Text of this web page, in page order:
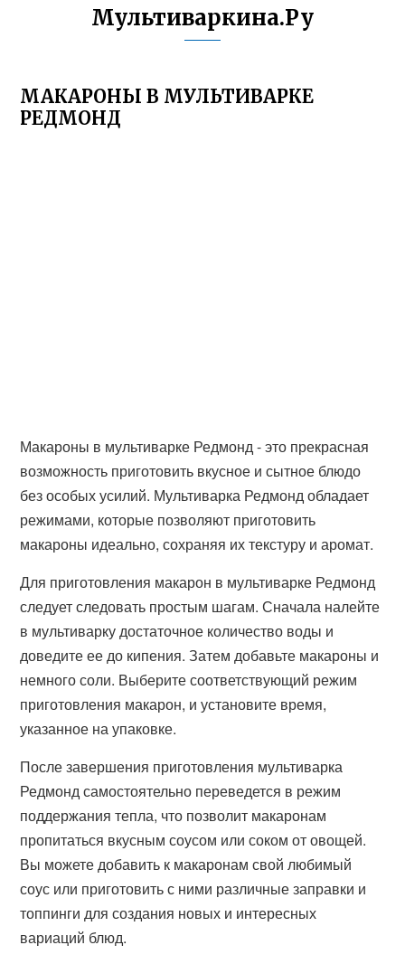
Мультиваркина.Ру
МАКАРОНЫ В МУЛЬТИВАРКЕ
РЕДМОНД
Макароны в мультиварке Редмонд - это прекрасная
возможность приготовить вкусное и сытное блюдо
без особых усилий. Мультиварка Редмонд обладает
режимами, которые позволяют приготовить
макароны идеально, сохраняя их текстуру и аромат.
Для приготовления макарон в мультиварке Редмонд
следует следовать простым шагам. Сначала налейте
в мультиварку достаточное количество воды и
доведите ее до кипения. Затем добавьте макароны и
немного соли. Выберите соответствующий режим
приготовления макарон, и установите время,
указанное на упаковке.
После завершения приготовления мультиварка
Редмонд самостоятельно переведется в режим
поддержания тепла, что позволит макаронам
пропитаться вкусным соусом или соком от овощей.
Вы можете добавить к макаронам свой любимый
соус или приготовить с ними различные заправки и
топпинги для создания новых и интересных
вариаций блюд.